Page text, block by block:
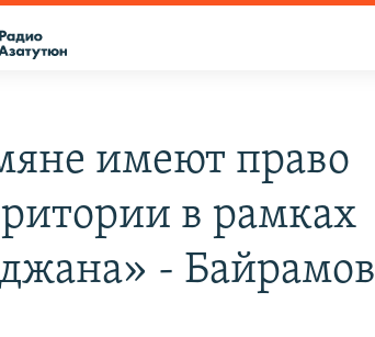
имеют право
в рамках
- Байрамов